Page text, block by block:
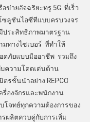
ข่ายอัจฉริยะทรู 5G ที่เร็ว
ซลูชันไอซีทีแบบครบวงจร
ประสิทธิภาพมาตรฐาน
ทางไซเบอร์ ที่ทำให้
ดภัยแบบมืออาชีพ รวมถึง
ความโดดเด่นด้าน
รชั้นนำอย่าง REPCO
รื่องจักรและพนักงาน
โจทย์ทุกความต้องการของ
ผลิตควบคู่กับการเพิ่ม